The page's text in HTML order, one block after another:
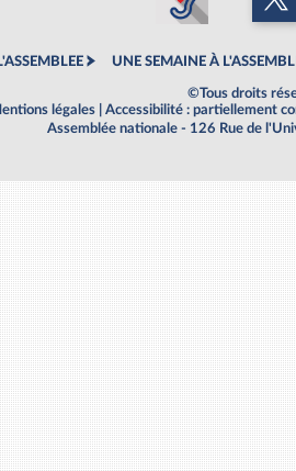
UNE SEMAINE À
©Tous droits
légales
Accessibilité : partiellement
Assemblée nationale - 126 Rue de